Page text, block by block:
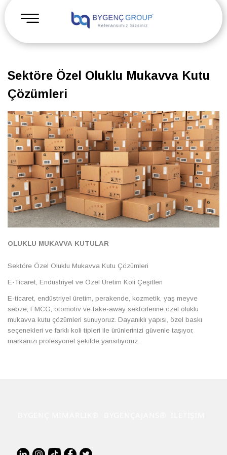
Sektöre Özel Oluklu Mukavva Kutu
Çözümleri
OLUKLU MUKAVVA KUTULAR
Sektöre Özel Oluklu Mukavva Kutu Çözümleri
E-Ticaret, Endüstriyel ve Özel Üretim Koli Çeşitleri
E-ticaret, endüstriyel üretim, perakende, kozmetik, yaş meyve
sebze, FMCG, otomotiv ve take-away sektörlerine özel oluklu
mukavva kutu çözümleri sunuyoruz. Dayanıklı yapısı, özel baskı
seçenekleri ve farklı koli tipleri ile ürünlerinizi güvenle taşıyor,
markanızı profesyonel şekilde yansıtıyoruz.